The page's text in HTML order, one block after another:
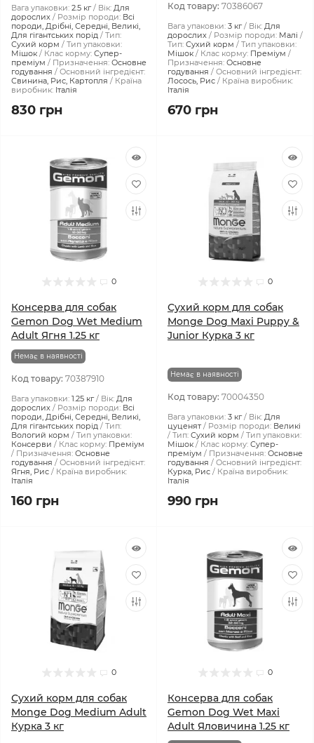
Вага упаковки: 2.5 кг Вік: Для
дорослих
Розмір породи: Всі
породи, Дрібні, Середні, Великі,
Для гігантських порід
Тип:
Сухий корм
Тип упаковки:
Мішок
Клас корму: Супер-
преміум
Призначення: Основне
годування
Основний інгредієнт:
Свинина, Рис, Картопля
Країна
виробник: Італія
830 грн
Код товару: 70386067
Вага упаковки: 3 кг Вік: Для
дорослих
Розмір породи: Малі
Тип: Сухий корм
Тип упаковки:
Мішок
Клас корму: Преміум
Призначення: Основне
годування
Основний інгредієнт:
Лосось, Рис
Країна виробник:
Італія
670 грн
0
Консерва для собак
Gemon Dog Wet Medium
Adult Ягня 1.25 кг
Немає в наявності
Код товару: 70387910
Вага упаковки: 1.25 кг Вік: Для
дорослих
Розмір породи: Всі
породи, Дрібні, Середні, Великі,
Для гігантських порід
Тип:
Вологий корм
Тип упаковки:
Консерви
Клас корму: Преміум
Призначення: Основне
годування
Основний інгредієнт:
Ягня, Рис
Країна виробник:
Італія
160 грн
0
Сухий корм для собак
Monge Dog Maxi Puppy &
Junior Курка 3 кг
Немає в наявності
Код товару: 70004350
Вага упаковки: 3 кг Вік: Для
цуценят
Розмір породи: Великі
Тип: Сухий корм
Тип упаковки:
Мішок
Клас корму: Супер-
преміум
Призначення: Основне
годування
Основний інгредієнт:
Курка, Рис
Країна виробник:
Італія
990 грн
0
Сухий корм для собак
Monge Dog Medium Adult
Курка 3 кг
0
Консерва для собак
Gemon Dog Wet Maxi
Adult Яловичина 1.25 кг